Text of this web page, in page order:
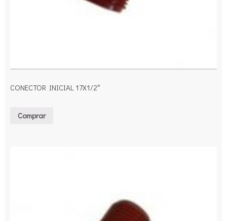
CONECTOR INICIAL 17X1/2″
Comprar